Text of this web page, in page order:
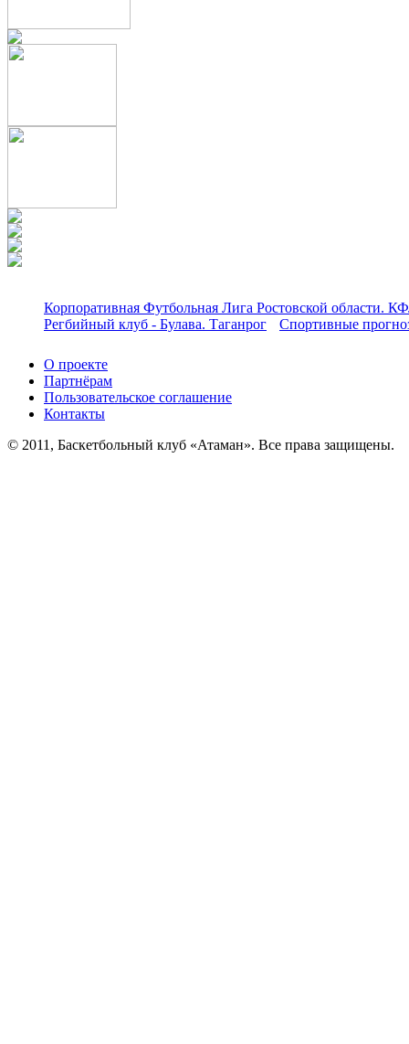
Корпоративная Футбольная Лига Ростовской области.
Регбийный клуб - Булава. Таганрог
Спортивные
О проекте
Партнёрам
Пользовательское соглашение
Контакты
© 2011, Баскетбольный клуб «Атаман». Все права защищены.